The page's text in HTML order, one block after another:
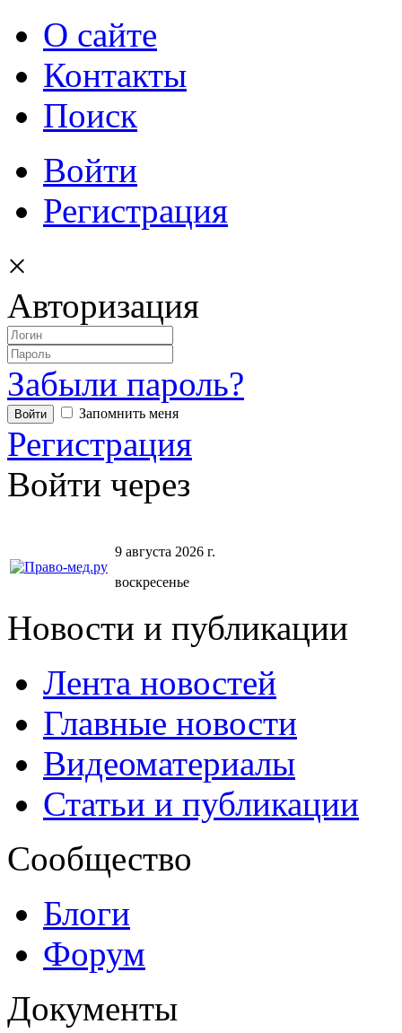
О сайте
Контакты
Поиск
Войти
Регистрация
×
Авторизация
Забыли пароль?
Запомнить меня
Регистрация
Войти через
9 августа 2026 г.
воскресенье
Новости и публикации
Лента новостей
Главные новости
Видеоматериалы
Статьи и публикации
Сообщество
Блоги
Форум
Документы